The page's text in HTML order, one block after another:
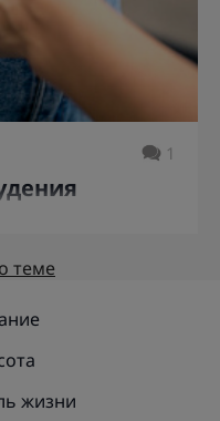
1
теме
жизни